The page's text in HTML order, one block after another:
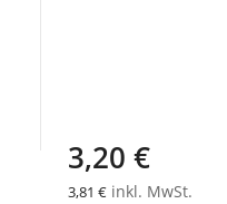
3,20 €
3,81 €inkl. MwSt.